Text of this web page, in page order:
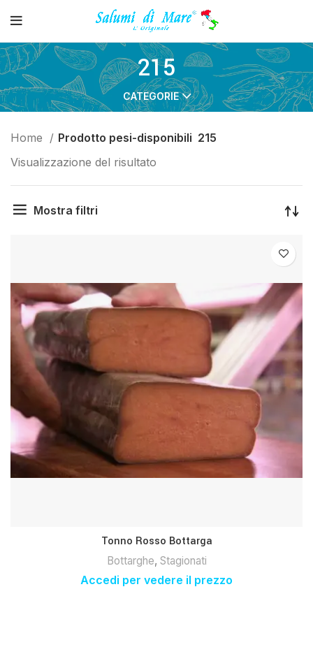
215
CATEGORIE
Home Prodotto pesi-disponibili 215
Visualizzazione del risultato
Mostra filtri
Tonno Rosso Bottarga
Bottarghe, Stagionati
Accedi per vedere il prezzo